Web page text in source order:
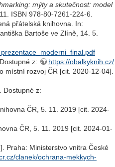
mýty a skutečnost: model
ISBN 978-80-7261-224-6.
přátelská knihovna. In:
Bartoše ve Zlíně, 14. 5.
z:
https://obalkyknih.cz/
místní rozvoj ČR [cit. 2020-12-04].
Dostupné z:
ČR, 5. 11. 2019 [cit. 2024-
ČR, 5. 11. 2019 [cit. 2024-01-
Praha: Ministerstvo vnitra České
clanek/ochrana-mekkych-